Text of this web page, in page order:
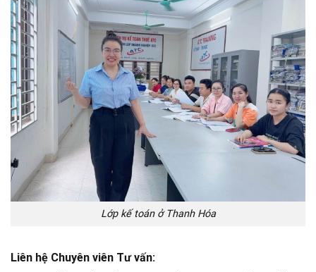
Lớp kế toán ở Thanh Hóa
Liên hệ Chuyên viên Tư vấn: